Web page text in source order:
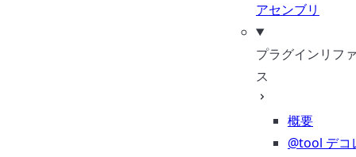
アセンブリ
プラグインリフ
ス
概要
@tool デコ